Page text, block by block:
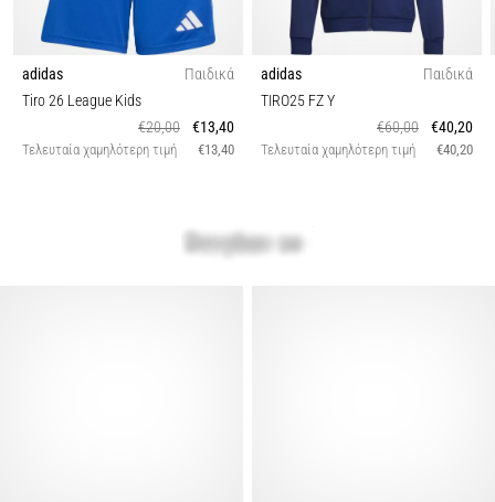
adidas
Παιδικά
Tiro 26 League Kids
€20,00
€13,40
Τελευταία χαμηλότερη τιμή €13,40
adidas
Παιδικά
TIRO25 FZ Y
€60,00
€40,20
Τελευταία χαμηλότερη τιμή €40,20